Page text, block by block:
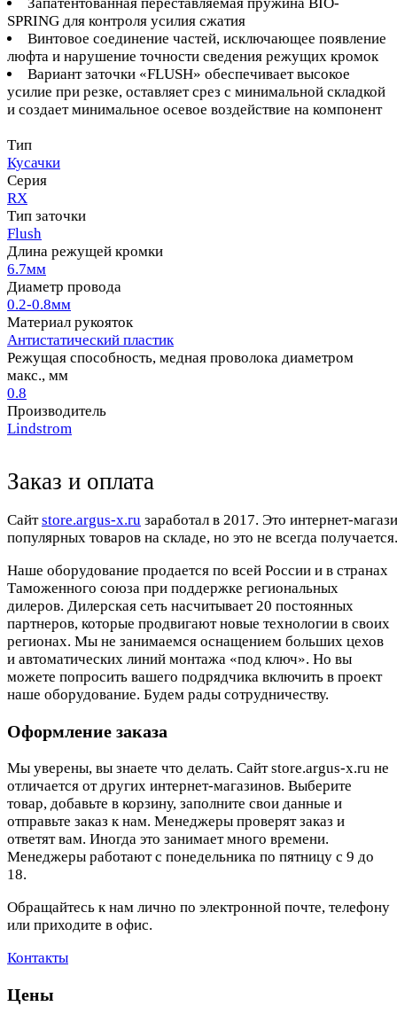
SPRING для контроля усилия сжатия
Винтовое соединение частей, исключающее появление
люфта и нарушение точности сведения режущих кромок
Вариант заточки «FLUSH» обеспечивает высокое
усилие при резке, оставляет срез с минимальной складкой
и создает минимальное осевое воздействие на компонент
Тип
Кусачки
Серия
RX
Тип заточки
Flush
Длина режущей кромки
6.7мм
Диаметр провода
0.2-0.8мм
Материал рукояток
Антистатический пластик
Режущая способность, медная проволока диаметром
макс., мм
0.8
Производитель
Lindstrom
Заказ и оплата
Cайтstore.argus-x.ru заработал в 2017. Это интернет-
популярных товаров на складе, но это не всегда
Наше оборудование продается по всей России и в странах
Таможенного союза при поддержке региональных
дилеров. Дилерская сеть насчитывает 20 постоянных
партнеров, которые продвигают новые технологии в своих
регионах. Мы не занимаемся оснащением больших цехов
и автоматических линий монтажа «под ключ». Но вы
можете попросить вашего подрядчика включить в проект
наше оборудование. Будем рады сотрудничеству.
Оформление заказа
Мы уверены, вы знаете что делать. Сайт store.argus-x.ru не
отличается от других интернет-магазинов. Выберите
товар, добавьте в корзину, заполните свои данные и
отправьте заказ к нам. Менеджеры проверят заказ и
ответят вам. Иногда это занимает много времени.
Менеджеры работают с понедельника по пятницу с 9 до
18.
Обращайтесь к нам лично по электронной почте, телефону
или приходите в офис.
Контакты
Цены